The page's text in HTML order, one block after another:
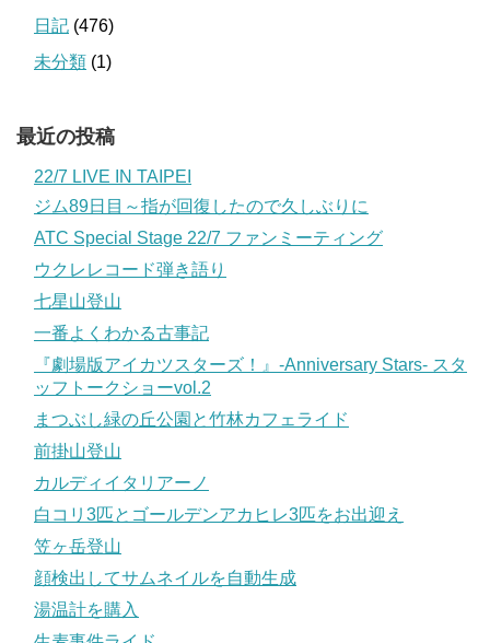
日記 (476)
未分類 (1)
最近の投稿
22/7 LIVE IN TAIPEI
ジム89日目～指が回復したので久しぶりに
ATC Special Stage 22/7 ファンミーティング
ウクレレコード弾き語り
七星山登山
一番よくわかる古事記
『劇場版アイカツスターズ！』-Anniversary Stars- スタ
ッフトークショーvol.2
まつぶし緑の丘公園と竹林カフェライド
前掛山登山
カルディイタリアーノ
白コリ3匹とゴールデンアカヒレ3匹をお出迎え
笠ヶ岳登山
顔検出してサムネイルを自動生成
湯温計を購入